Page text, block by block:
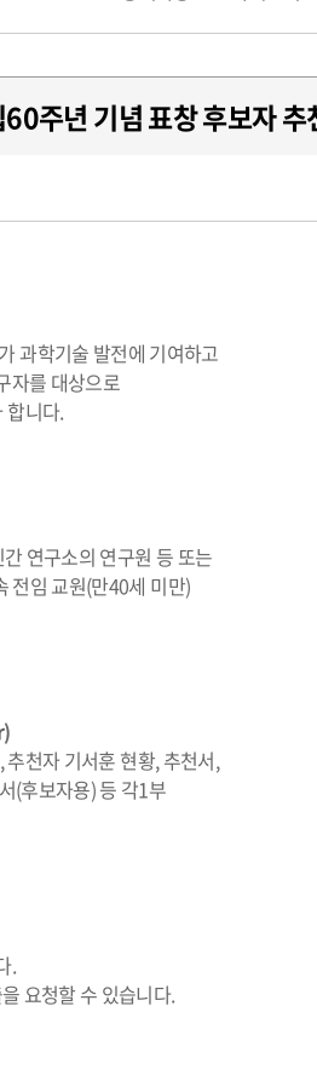
주년 기념 표창 후보자
과학기술 발전에 기여하고
자를 대상으로
합니다.
연구소의 연구원 등 또는
전임 교원(만40세 미만)
)
천자 기서훈 현황, 추천서,
(후보자용) 등 각1부
.
요청할 수 있습니다.